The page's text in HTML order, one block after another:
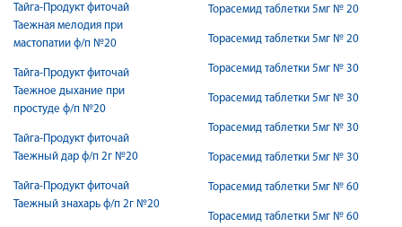
Тайга-Продукт фиточай
Таежная мелодия при
мастопатии ф/п №20
Тайга-Продукт фиточай
Таежное дыхание при
простуде ф/п №20
Тайга-Продукт фиточай
Таежный дар ф/п 2г №20
Тайга-Продукт фиточай
Таежный знахарь ф/п 2г №20
Торасемид таблетки 5мг № 20
Торасемид таблетки 5мг № 20
Торасемид таблетки 5мг № 30
Торасемид таблетки 5мг № 30
Торасемид таблетки 5мг № 30
Торасемид таблетки 5мг № 30
Торасемид таблетки 5мг № 60
Торасемид таблетки 5мг № 60